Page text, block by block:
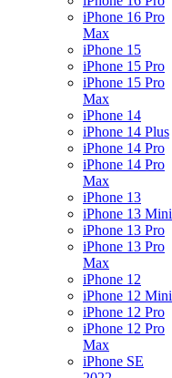
iPhone 16 Pro
Max
iPhone 15
iPhone 15 Pro
iPhone 15 Pro
Max
iPhone 14
iPhone 14 Plus
iPhone 14 Pro
iPhone 14 Pro
Max
iPhone 13
iPhone 13 Mini
iPhone 13 Pro
iPhone 13 Pro
Max
iPhone 12
iPhone 12 Mini
iPhone 12 Pro
iPhone 12 Pro
Max
iPhone SE